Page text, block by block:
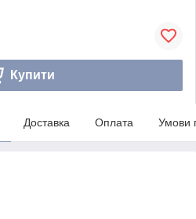
Купити
Доставка Оплата Умови